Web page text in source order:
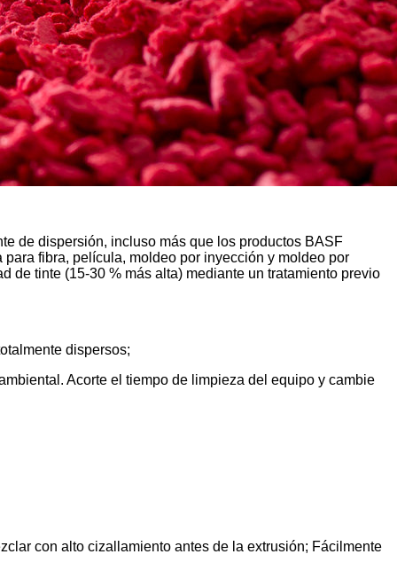
de dispersión, incluso más que los productos BASF
fibra, película, moldeo por inyección y moldeo por
de tinte (15-30 % más alta) mediante un tratamiento previo
dispersos;
Acorte el tiempo de limpieza del equipo y cambie
con alto cizallamiento antes de la extrusión; Fácilmente